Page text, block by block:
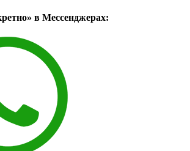
в Мессенджерах: